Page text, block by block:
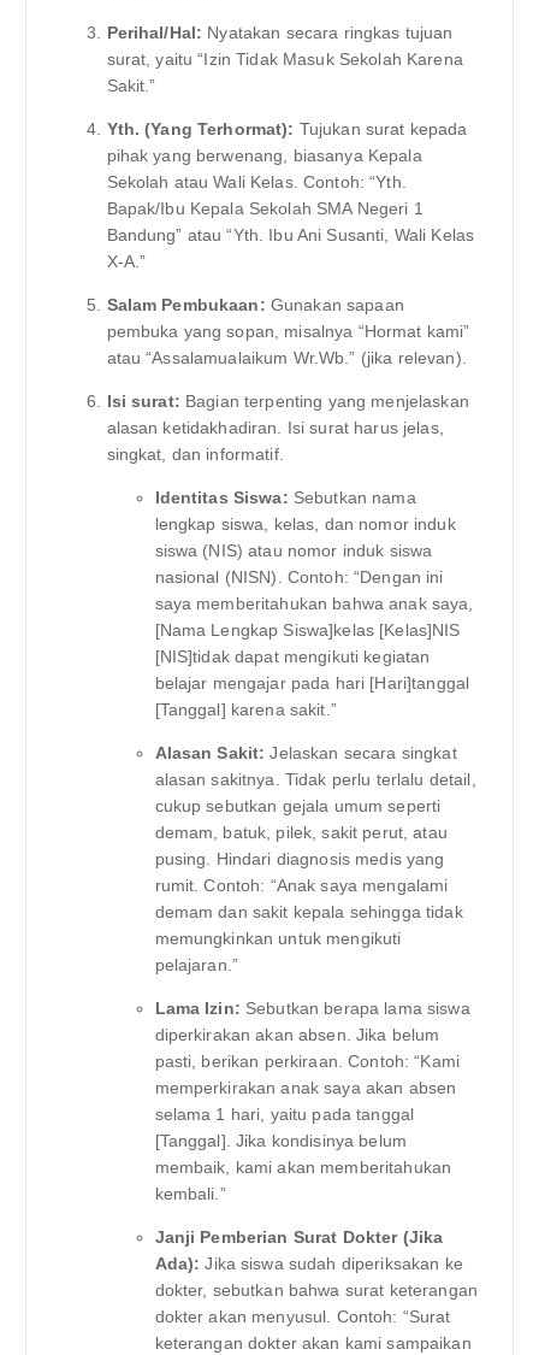
Perihal/Hal: Nyatakan secara ringkas tujuan
surat, yaitu “Izin Tidak Masuk Sekolah Karena
Sakit.”
Yth. (Yang Terhormat): Tujukan surat kepada
pihak yang berwenang, biasanya Kepala
Sekolah atau Wali Kelas. Contoh: “Yth.
Bapak/Ibu Kepala Sekolah SMA Negeri 1
Bandung” atau “Yth. Ibu Ani Susanti, Wali Kelas
X-A.”
Salam Pembukaan: Gunakan sapaan
pembuka yang sopan, misalnya “Hormat kami”
atau “Assalamualaikum Wr.Wb.” (jika relevan).
Isi surat: Bagian terpenting yang menjelaskan
alasan ketidakhadiran. Isi surat harus jelas,
singkat, dan informatif.
Identitas Siswa: Sebutkan nama
lengkap siswa, kelas, dan nomor induk
siswa (NIS) atau nomor induk siswa
nasional (NISN). Contoh: “Dengan ini
saya memberitahukan bahwa anak saya,
[Nama Lengkap Siswa]kelas [Kelas]NIS
[NIS]tidak dapat mengikuti kegiatan
belajar mengajar pada hari [Hari]tanggal
[Tanggal] karena sakit.”
Alasan Sakit: Jelaskan secara singkat
alasan sakitnya. Tidak perlu terlalu detail,
cukup sebutkan gejala umum seperti
demam, batuk, pilek, sakit perut, atau
pusing. Hindari diagnosis medis yang
rumit. Contoh: “Anak saya mengalami
demam dan sakit kepala sehingga tidak
memungkinkan untuk mengikuti
pelajaran.”
Lama Izin: Sebutkan berapa lama siswa
diperkirakan akan absen. Jika belum
pasti, berikan perkiraan. Contoh: “Kami
memperkirakan anak saya akan absen
selama 1 hari, yaitu pada tanggal
[Tanggal]. Jika kondisinya belum
membaik, kami akan memberitahukan
kembali.”
Janji Pemberian Surat Dokter (Jika
Ada): Jika siswa sudah diperiksakan ke
dokter, sebutkan bahwa surat keterangan
dokter akan menyusul. Contoh: “Surat
keterangan dokter akan kami sampaikan